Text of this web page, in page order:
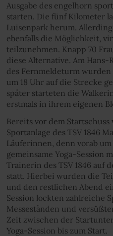
Ausgabe des engelhorn
starten. Die fünf Kilometer
Luisenpark herum.
ebenfalls die Möglichkeit,
teilzunehmen. Knapp 70
diese Alternative. Am
des Fernmeldeturm
um 18 Uhr auf die Strecke
später starteten die
erstmals in ihrem eigenen
Bereits vor dem
Sportanlage des TSV 1846
Läuferinnen, denn vorab
gemeinsame Yoga-Session
Trainerin des TSV 1846 auf
statt. Hierbei wurden die
und den restlichen Abend
Session lockten zahlreiche
Messeständen und
Zeit zwischen der
Yoga-Session bis zum Start.